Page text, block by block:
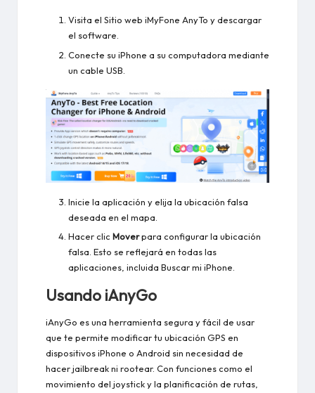
Visita el Sitio web iMyFone AnyTo y descargar
el software.
Conecte su iPhone a su computadora mediante
un cable USB.
Inicie la aplicación y elija la ubicación falsa
deseada en el mapa.
Hacer clic Moverpara configurar la ubicación
falsa. Esto se reflejará en todas las
aplicaciones, incluida Buscar mi iPhone.
Usando iAnyGo
iAnyGo es una herramienta segura y fácil de usar
que te permite modificar tu ubicación GPS en
dispositivos iPhone o Android sin necesidad de
hacer jailbreak ni rootear. Con funciones como el
movimiento del joystick y la planificación de rutas,